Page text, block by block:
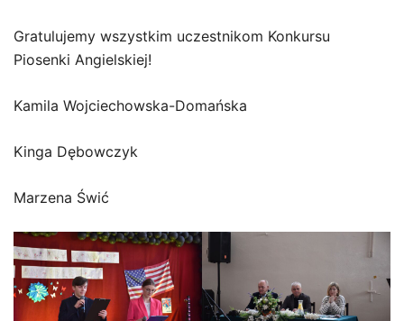
Gratulujemy wszystkim uczestnikom Konkursu
Piosenki Angielskiej!
Kamila Wojciechowska-Domańska
Kinga Dębowczyk
Marzena Świć